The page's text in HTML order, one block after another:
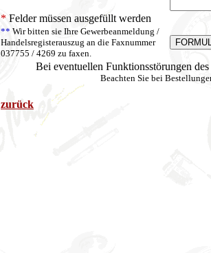
* Felder müssen ausgefüllt werden
** Wir bitten sie Ihre Gewerbeanmeldung /
Handelsregisterauszug an die Faxnummer
037755 / 4269 zu faxen.
Bei eventuellen Funktionsstörungen
Beachten Sie bei
zurück